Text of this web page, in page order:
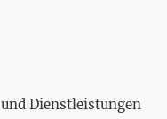
Dienstleistungen